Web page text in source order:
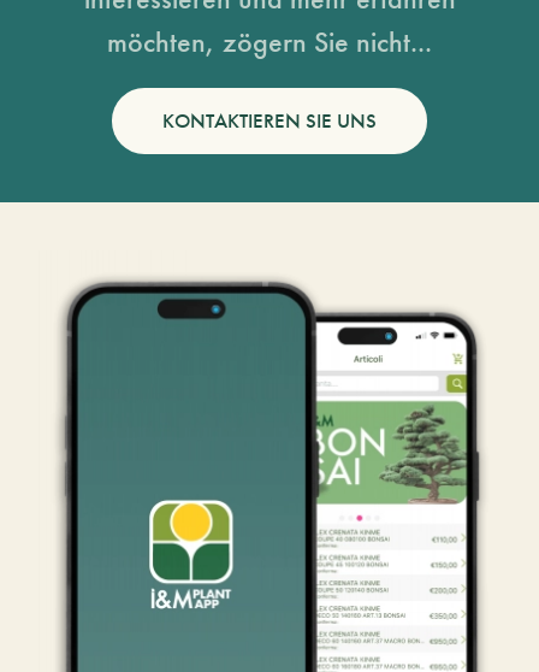
möchten, zögern Sie nicht...
KONTAKTIEREN SIE UNS